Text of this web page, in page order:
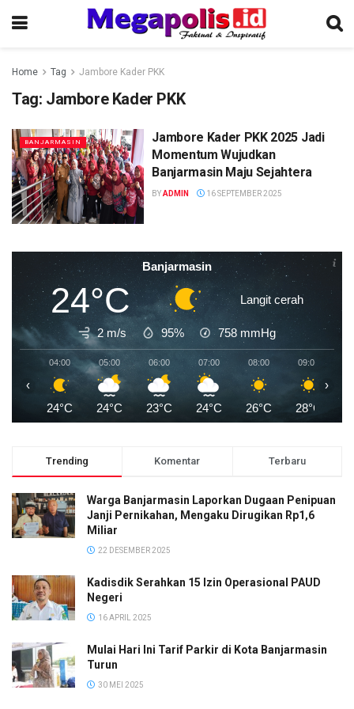
Home Tag Jambore Kader PKK
Tag: Jambore Kader PKK
BANJARMASIN
Jambore Kader PKK 2025 Jadi
Momentum Wujudkan
Banjarmasin Maju Sejahtera
BYADMIN 16 SEPTEMBER 2025
Banjarmasin
24°C Langit cerah
2 m/s 95% 758 mmHg
04:00
24°C
05:00
24°C
06:00
23°C
07:00
24°C
08:00
26°C
09:00
28°C
‹ ›
Trending Komentar Terbaru
Warga Banjarmasin Laporkan Dugaan Penipuan
Janji Pernikahan, Mengaku Dirugikan Rp1,6
Miliar
22 DESEMBER 2025
Kadisdik Serahkan 15 Izin Operasional PAUD
Negeri
16 APRIL 2025
Mulai Hari Ini Tarif Parkir di Kota Banjarmasin
Turun
30 MEI 2025